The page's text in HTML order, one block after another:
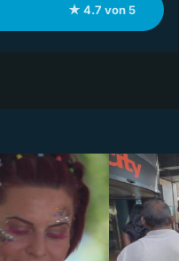
★ 4.7 von 5